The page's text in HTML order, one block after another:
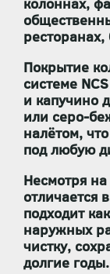
ресторанах,
Покрытие
системе NCS
и капучино
или серо-
налётом,
под любую
Несмотря
отличается
подходит
наружных
чистку,
долгие годы.